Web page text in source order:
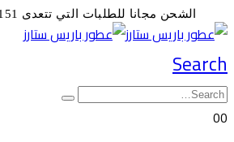
الشحن مجانا للطلبات التي تتعدى 151 ريال
Search
00